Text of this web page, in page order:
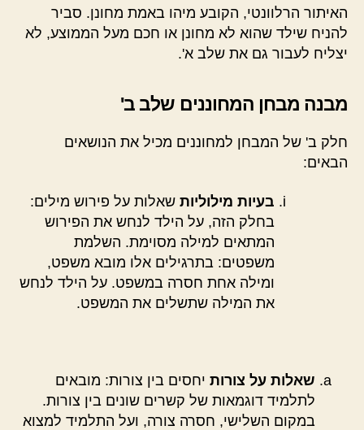
האיתור הרלוונטי, הקובע מיהו באמת מחונן. סביר
להניח שילד שהוא לא מחונן או חכם מעל הממוצע, לא
יצליח לעבור גם את שלב א'.
מבנה מבחן המחוננים שלב ב'
חלק ב' של המבחן למחוננים מכיל את הנושאים
הבאים:
בעיות מילוליות שאלות על פירוש מילים:
בחלק הזה, על הילד לנחש את הפירוש
המתאים למילה מסוימת. השלמת
משפטים: בתרגילים אלו מובא משפט,
ומילה אחת חסרה במשפט. על הילד לנחש
את המילה שתשלים את המשפט.
שאלות על צורות יחסים בין צורות: מובאים
לתלמיד דוגמאות של קשרים שונים בין צורות.
במקום השלישי, חסרה צורה, ועל התלמיד למצוא